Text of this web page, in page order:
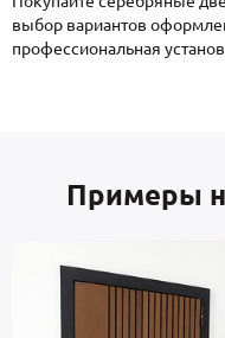
выбор вариантов
профессиональная
Примеры